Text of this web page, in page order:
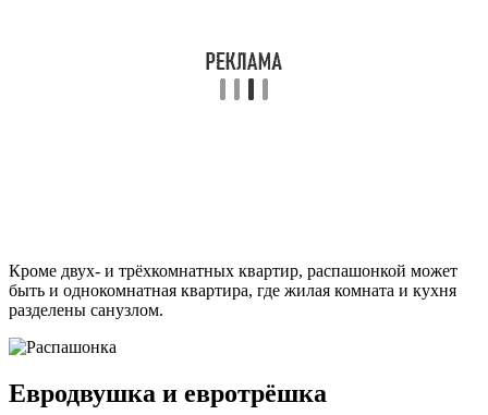
Кроме двух- и трёхкомнатных квартир, распашонкой может
быть и однокомнатная квартира, где жилая комната и кухня
разделены санузлом.
Евродвушка и евротрёшка